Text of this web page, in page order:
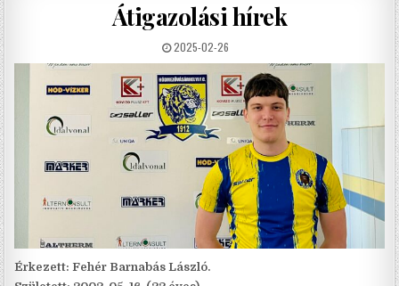
Átigazolási hírek
2025-02-26
Érkezett: Fehér Barnabás László.